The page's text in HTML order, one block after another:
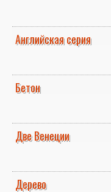
Английская серия
Бетон
Две Венеции
Дерево